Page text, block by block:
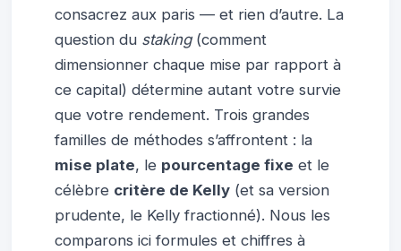
consacrez aux paris — et rien d’autre. La
question du staking(comment
dimensionner chaque mise par rapport à
ce capital) détermine autant votre survie
que votre rendement. Trois grandes
familles de méthodes s’affrontent : la
mise plate, le pourcentage fixe et le
célèbre critère de Kelly (et sa version
prudente, le Kelly fractionné). Nous les
comparons ici formules et chiffres à